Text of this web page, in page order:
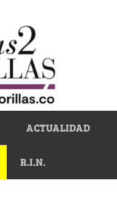
ACTUALIDAD
R.I.N.